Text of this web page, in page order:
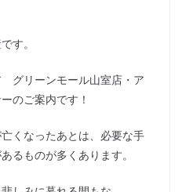
す。
グリーンモール山室店・ア
のご案内です！
くなったあとは、必要な手
るものが多くあります。